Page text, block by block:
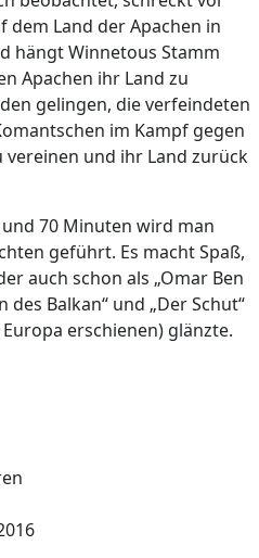
dem Land der Apachen in
hängt Winnetous Stamm
Apachen ihr Land zu
gelingen, die verfeindeten
im Kampf gegen
und ihr Land zurück
70 Minuten wird man
geführt. Es macht Spaß,
auch schon als „Omar Ben
des Balkan“ und „Der Schut“
erschienen) glänzte.